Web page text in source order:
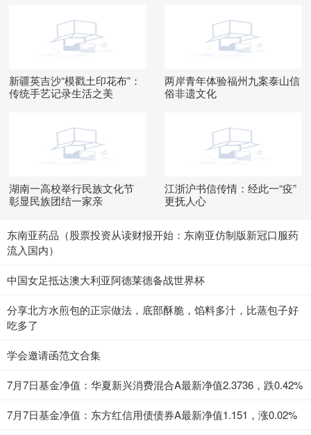
新疆英吉沙“模戳土印花布”：
传统手艺记录生活之美
两岸青年体验福州九案泰山信
俗非遗文化
湖南一高校举行民族文化节
彰显民族团结一家亲
江浙沪书信传情：经此一“疫”
更抚人心
东南亚药品（股票投资从读财报开始：东南亚仿制版新冠口服药
流入国内）
中国女足抵达澳大利亚阿德莱德备战世界杯
分享北方水煎包的正宗做法，底部酥脆，馅料多汁，比蒸包子好
吃多了
学会邀请函范文合集
7月7日基金净值：华夏新兴消费混合A最新净值2.3736，跌0.42%
7月7日基金净值：东方红信用债债券A最新净值1.151，涨0.02%